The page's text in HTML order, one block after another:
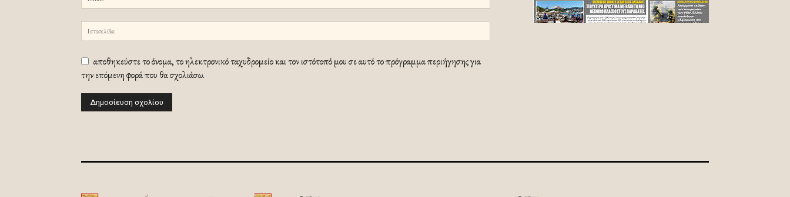
αποθηκεύστε το όνομα, το ηλεκτρονικό ταχυδρομείο και τον ιστότοπό μου σε αυτό το πρόγραμμα περιήγησης για
την επόμενη φορά που θα σχολιάσω.